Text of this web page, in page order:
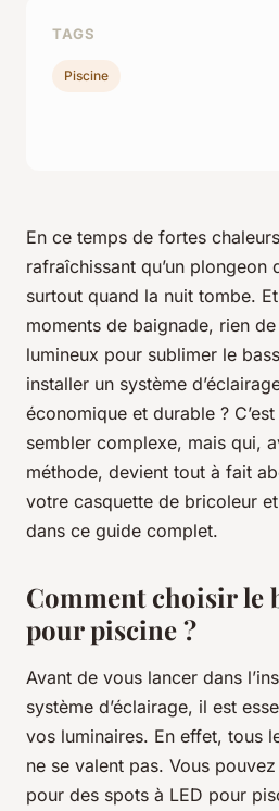
En ce temps de fortes
rafraîchissant qu’un plongeon
surtout quand la nuit tombe.
moments de baignade, rien
lumineux pour sublimer le
installer un système
économique et durable ?
sembler complexe, mais qui,
méthode, devient tout à fait
votre casquette de bricoleur
dans ce guide complet.
Comment choisir le
pour piscine ?
Avant de vous lancer dans
système d’éclairage, il est
vos luminaires. En effet, tous
ne se valent pas. Vous
pour des spots à LED pour
TAGS
Piscine